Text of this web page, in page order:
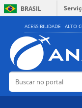
ACESSIBILIDADE ALTO
BRASIL
Buscar no portal